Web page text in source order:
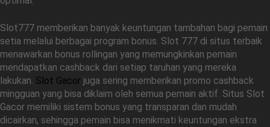
Slot777 memberikan banyak keuntungan tambahan bagi pemain
setia melalui berbagai program bonus. Slot 777 di situs terbaik
menawarkan bonus rollingan yang memungkinkan pemain
mendapatkan cashback dari setiap taruhan yang mereka
lakukan. Slot Gacor juga sering memberikan promo cashback
mingguan yang bisa diklaim oleh semua pemain aktif. Situs Slot
Gacor memiliki sistem bonus yang transparan dan mudah
dicairkan, sehingga pemain bisa menikmati keuntungan ekstra